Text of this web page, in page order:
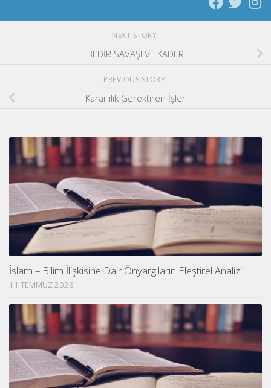
NEXT STORY
BEDİR SAVAŞI VE KADER
PREVIOUS STORY
Kararlılık Gerektiren İşler
İslam – Bilim İlişkisine Dair Önyargıların Eleştirel Analizi
11 TEMMUZ 2026